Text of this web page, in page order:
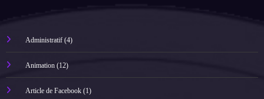
Administratif(4)
Animation(12)
Article de Facebook(1)